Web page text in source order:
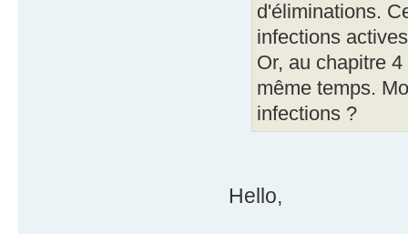
d'éliminations.
infections
Or, au chapitre
même temps.
infections ?
Hello,